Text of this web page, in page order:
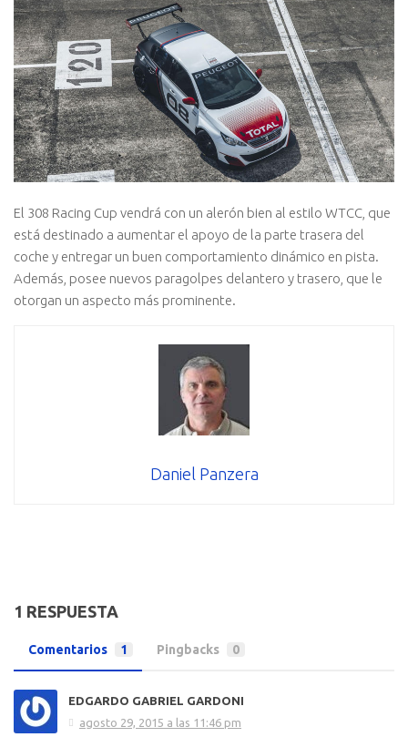
El 308 Racing Cup vendrá con un alerón bien al estilo WTCC, que
está destinado a aumentar el apoyo de la parte trasera del
coche y entregar un buen comportamiento dinámico en pista.
Además, posee nuevos paragolpes delantero y trasero, que le
otorgan un aspecto más prominente.
Daniel Panzera
1 RESPUESTA
Comentarios 1 Pingbacks 0
EDGARDO GABRIEL GARDONI
agosto 29, 2015 a las 11:46 pm